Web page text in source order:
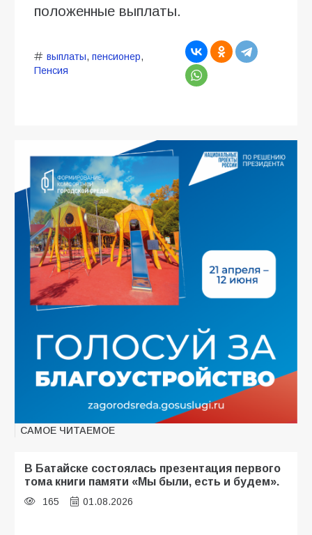
положенные выплаты.
выплаты, пенсионер,
Пенсия
САМОЕ ЧИТАЕМОЕ
В Батайске состоялась презентация первого
тома книги памяти «Мы были, есть и будем».
165 01.08.2026